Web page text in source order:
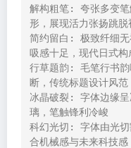
解构粗笔: 夸张多变笔
形，展现活力张扬跳脱
简约留白: 极致纤细无
吸感十足，现代日式构
行草题韵: 毛笔行书韵
断，传统标题设计风范
冰晶破裂: 字体边缘呈
璃，笔触锋利冷峻
科幻光切: 字体由光切
合机械感与未来科技感